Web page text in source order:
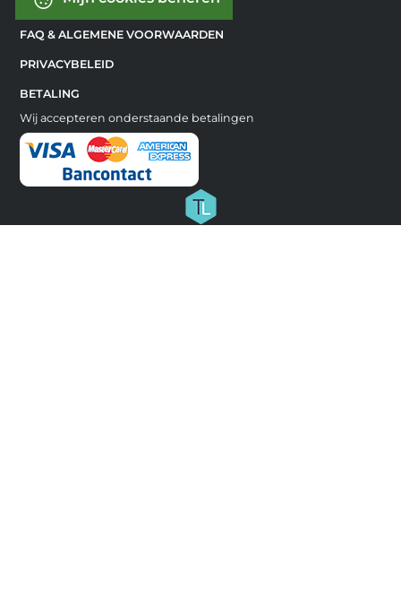
FAQ & ALGEMENE VOORWAARDEN
PRIVACYBELEID
BETALING
Wij accepteren onderstaande betalingen